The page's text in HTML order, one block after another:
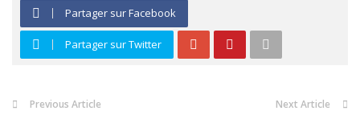
Partager sur Facebook
Partager sur Twitter
Previous Article Next Article